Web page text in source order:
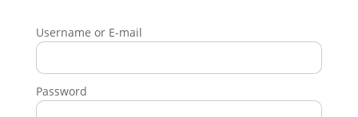
Username or E-mail
Password